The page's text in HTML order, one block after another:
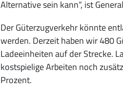
Alternative sein kann“, ist
Der Güterzugverkehr könnte
werden. Derzeit haben wir 480
Ladeeinheiten auf der Strecke.
kostspielige Arbeiten noch
Prozent.